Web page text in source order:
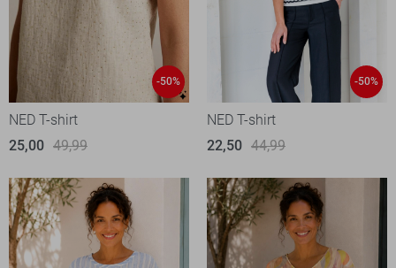
-50%
NED T-shirt
25,00 49,99
-50%
NED T-shirt
22,50 44,99